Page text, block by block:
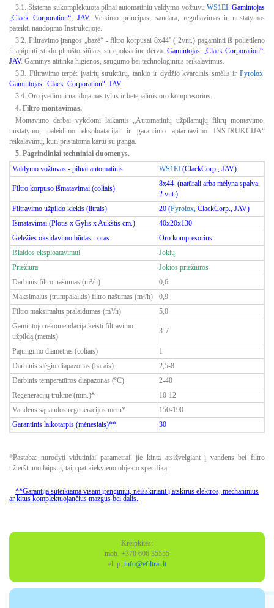
3.1. Sistema sukomplektuota pilnai automatiniu valdymo vožtuvu WS1EI. Gamintojas
„Clack Corporation“, JAV. Veikimo principas, sandara, reguliavimas ir nustatymas
pateikti naudojimo Instrukcijoje.
3.2. Filtravimo įrangos „bazė“ - filtro korpusai 8x44'' ( 2vnt.) pagaminti iš polietileno
ir apipinti stiklo pluošto siūlais su epoksidine derva.Gamintojas „Clack Corporation“
JAV. Gaminys atitinka higienos, saugumo bei technologinius reikalavimus.
3.3. Filtravimo terpė: įvairių struktūrų, tankio ir dydžio kvarcinis smėlis ir Pyrolox.
Gamintojas "Clack Corporation“ JAV.
3.4. Oro įvedimui naudojamas tylus ir betepalinis oro kompresorius.
4. Filtro montavimas.
Montavimo darbai vykdomi laikantis „Automatinių užpilamųjų filtrų montavimo,
nustatymo, paleidimo eksploatacijai ir garantinio aptarnavimo INSTRUKCIJA“
reikalavimų, kuri pristatoma kartu su įranga.
5. Pagrindiniai techniniai duomenys.
Valdymo vožtuvas - pilnai automatinis
WS1EI (ClackCorp., JAV)
Filtro korpuso išmatavimai (coliais)
8x44 (natūrali arba mėlyna spalva,
2 vnt. )
Filtravimo užpildo kiekis (litrais)
20 (Pyrolox, ClackCorp., JAV)
Išmatavimai (Plotis x Gylis x Aukštis cm.)
40x20x130
Geležies oksidavimo būdas - oras
Oro kompresorius
Išlaidos eksploatavimui
Jokių
Priežiūra
Jokios priežiūros
Darbinis filtro našumas (m³/h)
0,6
Maksimalus (trumpalaikis) filtro našumas (m³/h)
0,9
Filtro maksimalus pralaidumas (m³/h)
5,0
Gamintojo rekomendacija keisti filtravimo
užpildą (metais)
3-7
Pajungimo diametras (coliais)
1
Darbinis slėgio diapazonas (barais)
2,5-8
Darbinis temperatūros diapazonas (ºC)
2-40
Regeneracijų trukmė (min.)*
10-12
Vandens sąnaudos regeneracijos metu*
150-190
Garantinis laikotarpis (mėnesiais)**
30
*Pastaba: nurodyti vidutiniai parametrai, jie kinta atsižvelgiant į vandens bei filtro
užterštumo laipsnį, taip pat kiekvieno objekto specifiką.
**Garantija suteikiama visam įrenginiui, neišskiriant į atskirus elektros, mechaninius
ar kitus komplektuojančius mazgus bei dalis.
Kreipkitės:
mob. +370 606 35555
el. p. info@efiltrai.lt